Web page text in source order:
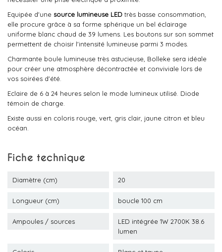
Equipée d'une source lumineuse LED très basse consommation,
elle procure grâce à sa forme sphérique un bel éclairage
uniforme blanc chaud de 39 lumens. Les boutons sur son sommet
permettent de choisir l'intensité lumineuse parmi 3 modes.
Charmante boule lumineuse très astucieuse, Bolleke sera idéale
pour créer une atmosphère décontractée et conviviale lors de
vos soirées d'été.
Eclaire de 6 à 24 heures selon le mode lumineux utilisé. Diode
témoin de charge.
Existe aussi en coloris rouge, vert, gris clair, jaune citron et bleu
océan.
Fiche technique
Diamètre (cm) 20
Longueur (cm) boucle 100 cm
Ampoules / sources
LED intégrée 1W 2700K 38.6
lumen